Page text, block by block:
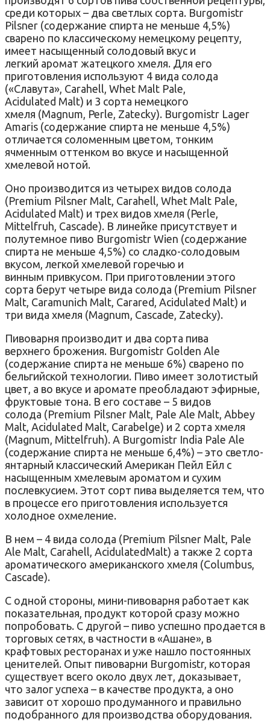
среди которых – два светлых сорта. Burgomistr
Pilsner (содержание спирта не меньше 4,5%)
сварено по классическому немецкому рецепту,
имеет насыщенный солодовый вкус и
легкий аромат жатецкого хмеля. Для его
приготовления используют 4 вида солода
(«Славута», Carahell, Whet Malt Pale,
Acidulated Malt) и 3 сорта немецкого
хмеля (Magnum, Perle, Zatecky). Burgomistr Lager
Amaris (содержание спирта не меньше 4,5%)
отличается соломенным цветом, тонким
ячменным оттенком во вкусе и насыщенной
хмелевой нотой.
Оно производится из четырех видов солода
(Premium Pilsner Malt, Carahell, Whet Malt Pale,
Acidulated Malt) и трех видов хмеля (Perle,
Mittelfruh, Cascade). В линейке присутствует и
полутемное пиво Burgomistr Wien (содержание
спирта не меньше 4,5%) со сладко-солодовым
вкусом, легкой хмелевой горечью и
винным привкусом. При приготовлении этого
сорта берут четыре вида солода (Premium Pilsner
Malt, Caramunich Malt, Carared, Acidulated Malt) и
три вида хмеля (Magnum, Cascade, Zatecky).
Пивоварня производит и два сорта пива
верхнего брожения. Burgomistr Golden Ale
(содержание спирта не меньше 6%) сварено по
бельгийской технологии. Пиво имеет золотистый
цвет, а во вкусе и аромате преобладают эфирные,
фруктовые тона. В его составе – 5 видов
солода (Premium Pilsner Malt, Pale Ale Malt, Abbey
Malt, Acidulated Malt, Carabelge) и 2 сорта хмеля
(Magnum, Mittelfruh). А Burgomistr India Pale Ale
(содержание спирта не меньше 6,4%) – это светло-
янтарный классический Американ Пейл Ейл с
насыщенным хмелевым ароматом и сухим
послевкусием. Этот сорт пива выделяется тем, что
в процессе его приготовления используется
холодное охмеление.
В нем – 4 вида солода (Premium Pilsner Malt, Pale
Ale Malt, Carahell, AcidulatedMalt) а также 2 сорта
ароматического американского хмеля (Columbus,
Cascade).
С одной стороны, мини-пивоварня работает как
показательная, продукт которой сразу можно
попробовать. С другой – пиво успешно продается в
торговых сетях, в частности в «Ашане», в
крафтовых ресторанах и уже нашло постоянных
ценителей. Опыт пивоварни Burgomistr, которая
существует всего около двух лет, доказывает,
что залог успеха – в качестве продукта, а оно
зависит от хорошо продуманного и правильно
подобранного для производства оборудования.